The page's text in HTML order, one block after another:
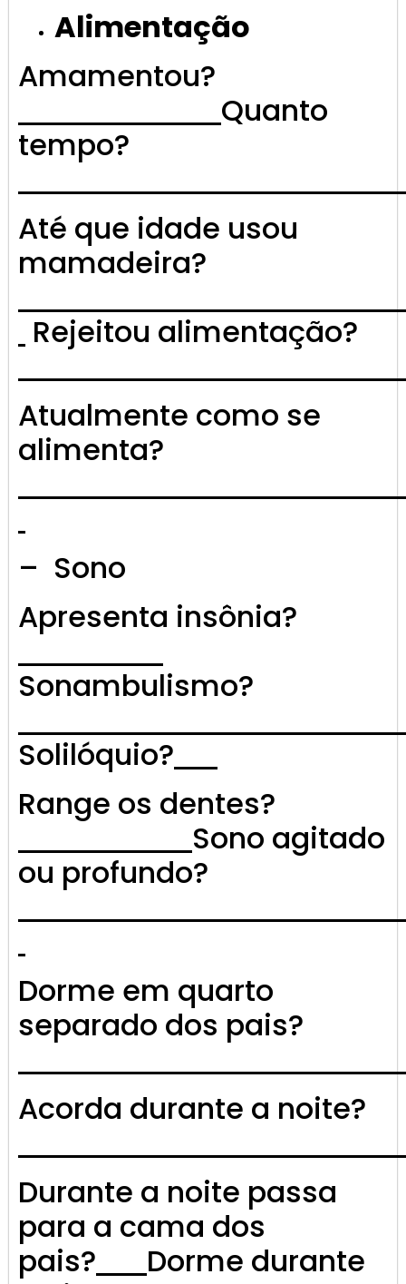
Alimentação
Amamentou?
Quanto
tempo?
Até que idade usou
mamadeira?
Rejeitou alimentação?
Atualmente como se
alimenta?
– Sono
Apresenta insônia?
Sonambulismo?
Solilóquio?
Range os dentes?
Sono agitado
ou profundo?
Dorme em quarto
separado dos pais?
Acorda durante a noite?
Durante a noite passa
para a cama dos
pais?
Dorme durante